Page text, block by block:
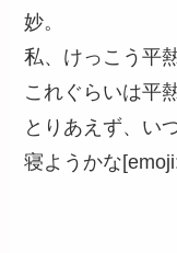
妙。
私、けっこう平
これぐらいは平
とりあえず、い
寝ようかな